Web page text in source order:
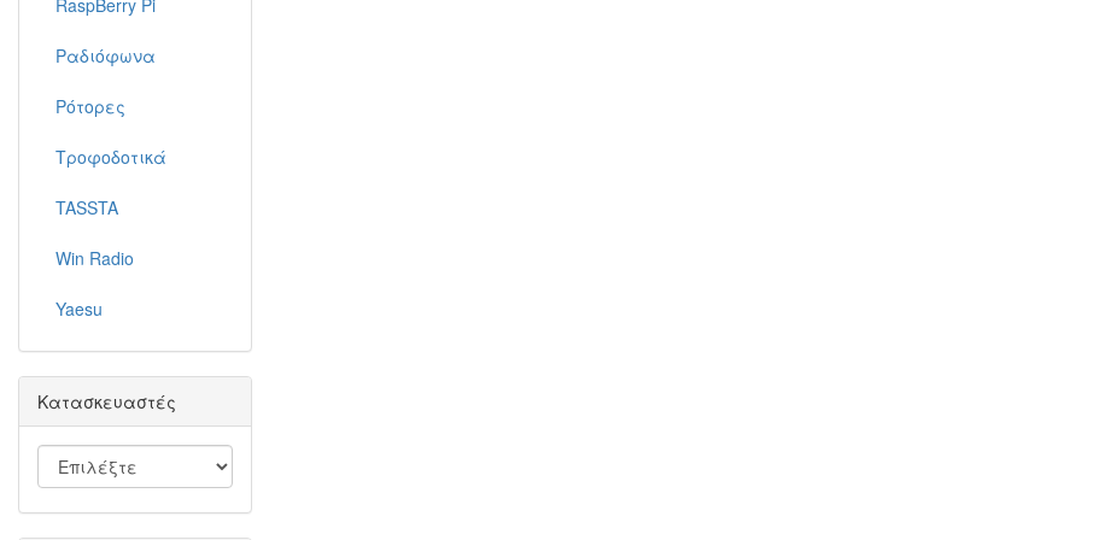
RaspBerry Pi
Ραδιόφωνα
Ρότορες
Τροφοδοτικά
TASSTA
Win Radio
Yaesu
Κατασκευαστές